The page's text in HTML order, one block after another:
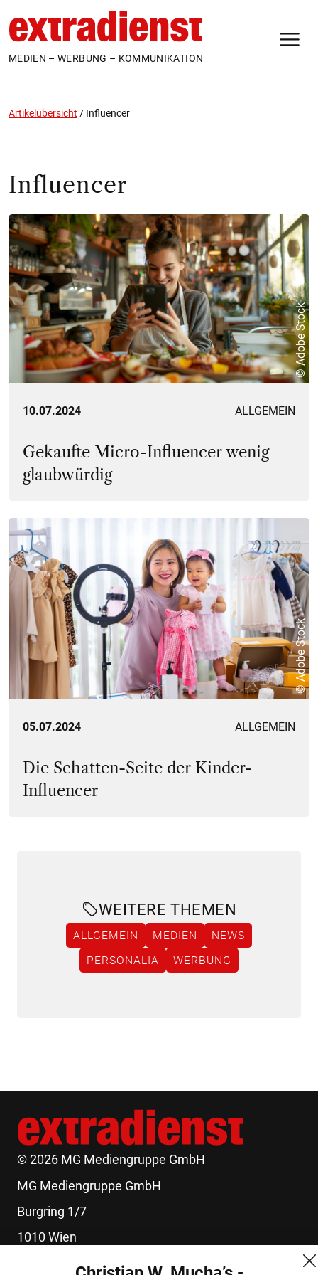
MEDIEN – WERBUNG – KOMMUNIKATION
Artikelübersicht / Influencer
Influencer
© Adobe Stock
10.07.2024 ALLGEMEIN
Gekaufte Micro-Influencer wenig
glaubwürdig
© Adobe Stock
05.07.2024 ALLGEMEIN
Die Schatten-Seite der Kinder-
Influencer
WEITERE THEMEN
ALLGEMEIN MEDIEN
NEWS
PERSONALIA
WERBUNG
© 2026 MG Mediengruppe GmbH
MG Mediengruppe GmbH
Burgring 1/7
1010 Wien
+43 (1) 522 14 14